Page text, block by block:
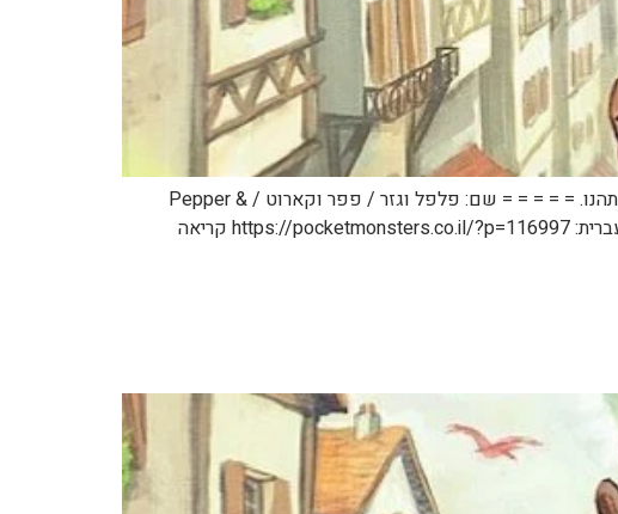
כמה הבהרות: 1. אני יודע שזה אתר פוקימון. 2. אני יודע שזה לא תוכן פוקימון. 3. אני עדיין רוצה לפרסם את זה פה. תהנו. = = = = = שם: פלפל וגזר / פפר וקארוט / Pepper &
Carrot אמן: דיויד רבוי / David Revoy קישור: https://www.peppercarrot.com/ קישור לכל הפרקים מתורגמים לעברית: https://pocketmonsters.co.il/?p=116997 קריאה